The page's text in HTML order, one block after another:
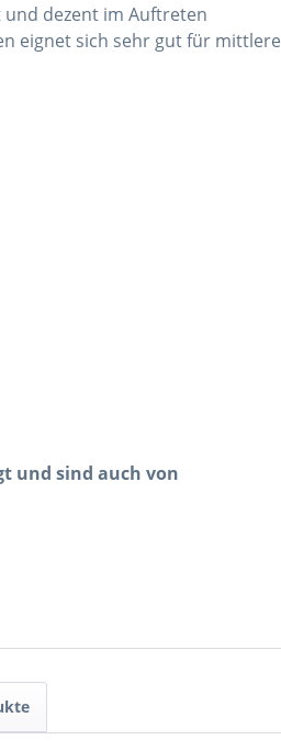
dezent im Auftreten
eignet sich sehr gut für mittlere
und sind auch von